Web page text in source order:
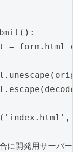
=
に開発用サーバー